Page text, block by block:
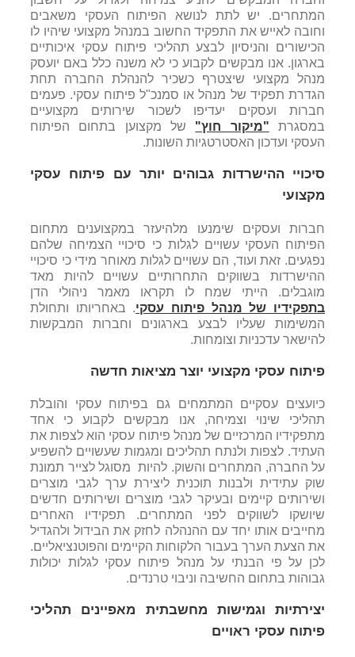
המתחרים. יש לתת לנושא הפיתוח העסקי משאבים
וחובה לאייש את התפקיד החשוב במנהל מקצועי שיהיו לו
הכישורים והניסיון לבצע תהליכי פיתוח עסקי איכותיים
בארגון. אנו מבקשים לקבוע כי לא משנה כלל באם יועסק
מנהל מקצועי שיצטרף כשכיר להנהלת החברה תחת
הגדרת תפקיד של מנהל או סמנכ"ל פיתוח עסקי. פעמים
חברות ועסקים יעדיפו לשכור שירותים מקצועיים
במסגרת "מיקור חוץ" של מקצוען בתחום הפיתוח
העסקי ועדכון האסטרטגיות השונות.
סיכויי ההישרדות גבוהים יותר עם פיתוח עסקי
מקצועי
חברות ועסקים שימנעו מלהיעזר במקצוענים מתחום
הפיתוח העסקי עשויים לגלות כי סיכויי הצמיחה שלהם
נפגעים. זאת ועוד, הם עשויים לגלות מאוחר מידי כי סיכויי
ההישרדות בשווקים התחרותיים עשויים להיות מאד
מוגבלים. הייתי שמח לו תקראו מאמר ניהולי הדן
בתפקידיו של מנהל פיתוח עסקי. באחריותו ותחולת
המשימות שעליו לבצע בארגונים וחברות המבקשות
להישאר עדכניות וצומחות.
פיתוח עסקי מקצועי יוצר מציאות חדשה
כיועצים עסקיים המתמחים גם בפיתוח עסקי והובלת
תהליכי שינוי וצמיחה, אנו מבקשים לקבוע כי אחד
מתפקידיו המרכזיים של מנהל פיתוח עסקי הוא לצפות את
העתיד. לצפות ולנתח תהליכים ומגמות שעשויים להשפיע
על החברה, המתחרים והשוק. להיות מסוגל לצייר תמונת
שוק עתידית ולבנות תוכנית ליצירת ערך לגבי מוצרים
ושירותים קיימים ובעיקר לגבי מוצרים ושירותים חדשים
שיושקו לשווקים לפני המתחרים. תפקידיו האחרים
מחייבים אותו יחד עם ההנהלה לחזק את הבידול ולהגדיל
את הצעת הערך בעבור הלקוחות הקיימים והפוטנציאליים.
לכן על פי הבנתי על מנהל פיתוח עסקי לגלות יכולות
גבוהות בתחום החשיבה וניבוי טרנדים.
יצירתיות וגמישות מחשבתית מאפיינים תהליכי
פיתוח עסקי ראויים